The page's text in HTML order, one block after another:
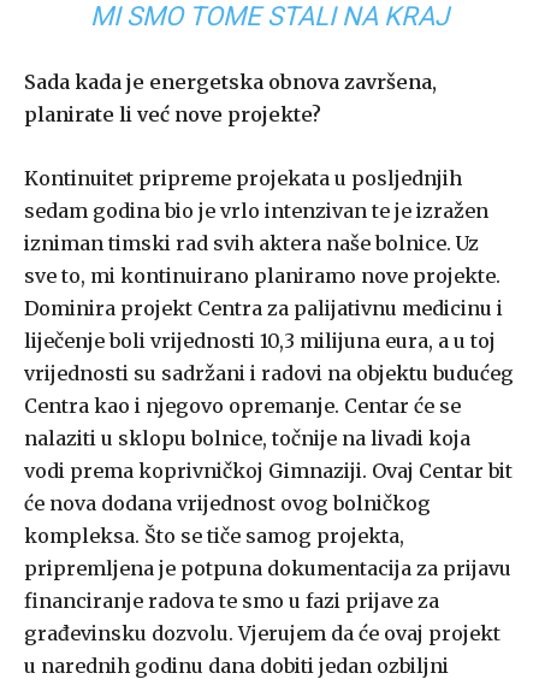
MI SMO TOME STALI NA KRAJ
Sada kada je energetska obnova završena,
planirate li već nove projekte?
Kontinuitet pripreme projekata u posljednjih
sedam godina bio je vrlo intenzivan te je izražen
izniman timski rad svih aktera naše bolnice. Uz
sve to, mi kontinuirano planiramo nove projekte.
Dominira projekt Centra za palijativnu medicinu i
liječenje boli vrijednosti 10,3 milijuna eura, a u toj
vrijednosti su sadržani i radovi na objektu budućeg
Centra kao i njegovo opremanje. Centar će se
nalaziti u sklopu bolnice, točnije na livadi koja
vodi prema koprivničkoj Gimnaziji. Ovaj Centar bit
će nova dodana vrijednost ovog bolničkog
kompleksa. Što se tiče samog projekta,
pripremljena je potpuna dokumentacija za prijavu
financiranje radova te smo u fazi prijave za
građevinsku dozvolu. Vjerujem da će ovaj projekt
u narednih godinu dana dobiti jedan ozbiljni